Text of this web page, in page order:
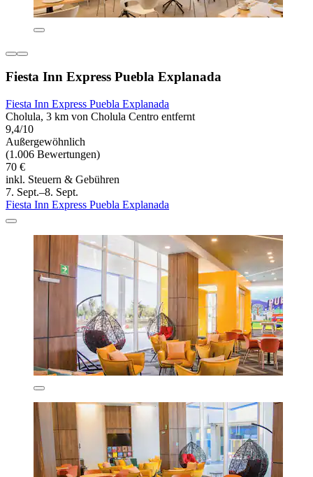
Fiesta Inn Express Puebla Explanada
Fiesta Inn Express Puebla Explanada
Cholula, 3 km von Cholula Centro entfernt
9,4/10
Außergewöhnlich
(1.006 Bewertungen)
70 €
inkl. Steuern & Gebühren
7. Sept.–8. Sept.
Fiesta Inn Express Puebla Explanada